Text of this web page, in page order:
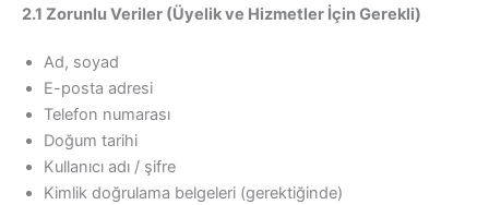
2.1 Zorunlu Veriler (Üyelik ve Hizmetler İçin Gerekli)
Ad, soyad
E-posta adresi
Telefon numarası
Doğum tarihi
Kullanıcı adı / şifre
Kimlik doğrulama belgeleri (gerektiğinde)